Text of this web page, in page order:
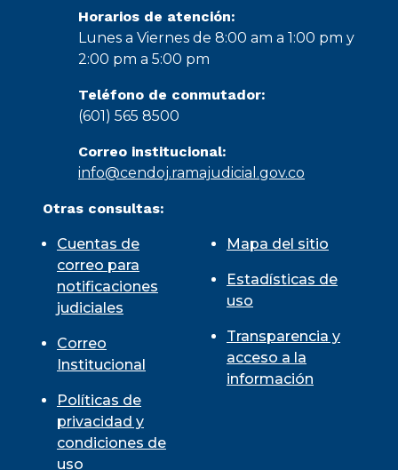
Horarios de atención:
Lunes a Viernes de 8:00 am a 1:00 pm y
2:00 pm a 5:00 pm
Teléfono de conmutador:
(601) 565 8500
Correo institucional:
info@cendoj.ramajudicial.gov.co
Otras consultas:
Cuentas de
correo para
notificaciones
judiciales
Correo
Institucional
Políticas de
privacidad y
condiciones de
uso
Mapa del sitio
Estadísticas de
uso
Transparencia y
acceso a la
información